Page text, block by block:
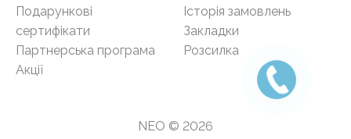
Подарункові
сертифікати
Партнерська програма
Акції
Історія замовлень
Закладки
Розсилка
NEO © 2026